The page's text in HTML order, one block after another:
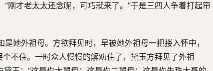
刚才老太太还念呢，可巧就来了。”于是三四人争着打起帘
她外祖母。方欲拜见时，早被她外祖母一把搂入怀中，
不住。一时众人慢慢的解劝住了，黛玉方拜见了外祖